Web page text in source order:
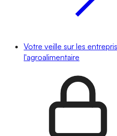
Votre veille sur les
l'agroalimentaire